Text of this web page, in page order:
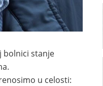
bolnici stanje
u celosti: